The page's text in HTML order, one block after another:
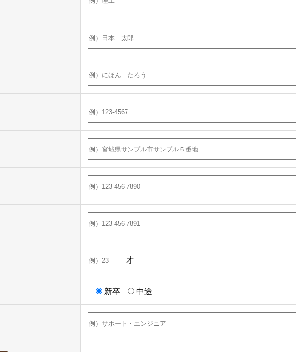
才
新卒 中途